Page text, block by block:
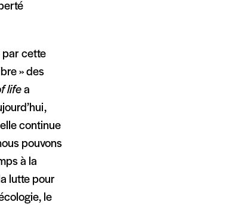
par cette
» des
life a
continue
pouvons
à la
lutte pour
le